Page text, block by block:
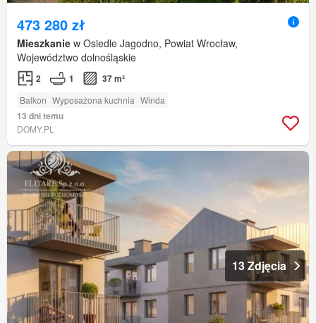
473 280 zł
Mieszkanie w Osiedle Jagodno, Powiat Wrocław,
Województwo dolnośląskie
2 1 37 m²
Balkon Wyposażona kuchnia Winda
13 dni temu
DOMY.PL
13 Zdjęcia